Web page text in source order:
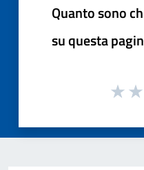
Quanto sono
su questa